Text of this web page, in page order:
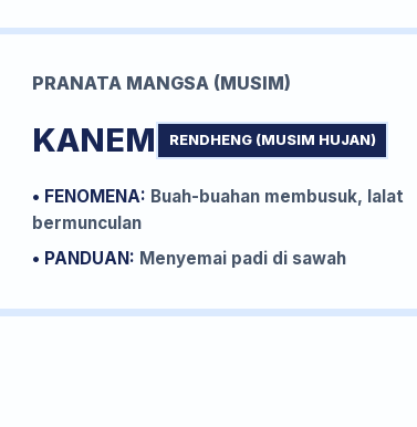
PRANATA MANGSA (MUSIM)
KANEM RENDHENG (MUSIM HUJAN)
• FENOMENA: Buah-buahan membusuk, lalat
bermunculan
• PANDUAN: Menyemai padi di sawah